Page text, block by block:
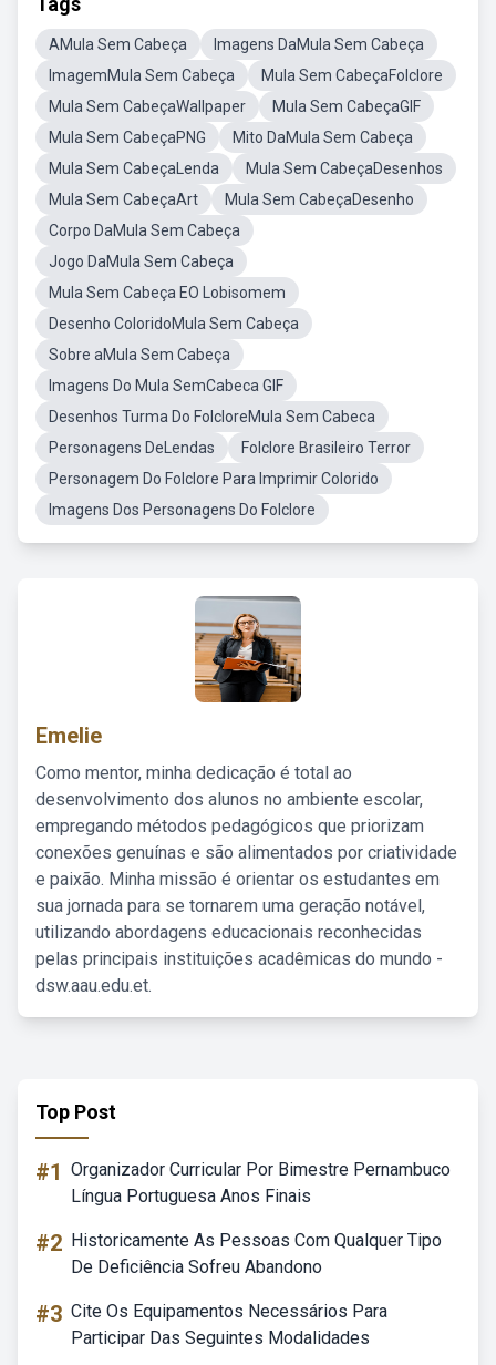
AMula Sem Cabeça
Imagens DaMula Sem Cabeça
ImagemMula Sem Cabeça
Mula Sem CabeçaFolclore
Mula Sem CabeçaWallpaper
Mula Sem CabeçaGIF
Mula Sem CabeçaPNG
Mito DaMula Sem Cabeça
Mula Sem CabeçaLenda
Mula Sem CabeçaDesenhos
Mula Sem CabeçaArt
Mula Sem CabeçaDesenho
Corpo DaMula Sem Cabeça
Jogo DaMula Sem Cabeça
Mula Sem Cabeça EO Lobisomem
Desenho ColoridoMula Sem Cabeça
Sobre aMula Sem Cabeça
Imagens Do Mula SemCabeca GIF
Desenhos Turma Do FolcloreMula Sem Cabeca
Personagens DeLendas
Folclore Brasileiro Terror
Personagem Do Folclore Para Imprimir Colorido
Imagens Dos Personagens Do Folclore
Emelie
Como mentor, minha dedicação é total ao
desenvolvimento dos alunos no ambiente escolar,
empregando métodos pedagógicos que priorizam
conexões genuínas e são alimentados por criatividade
e paixão. Minha missão é orientar os estudantes em
sua jornada para se tornarem uma geração notável,
utilizando abordagens educacionais reconhecidas
pelas principais instituições acadêmicas do mundo -
dsw.aau.edu.et.
Top Post
#1 Organizador Curricular Por Bimestre Pernambuco
Língua Portuguesa Anos Finais
#2 Historicamente As Pessoas Com Qualquer Tipo
De Deficiência Sofreu Abandono
#3 Cite Os Equipamentos Necessários Para
Participar Das Seguintes Modalidades